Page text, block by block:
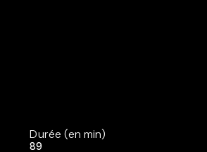
Durée (en min)
89